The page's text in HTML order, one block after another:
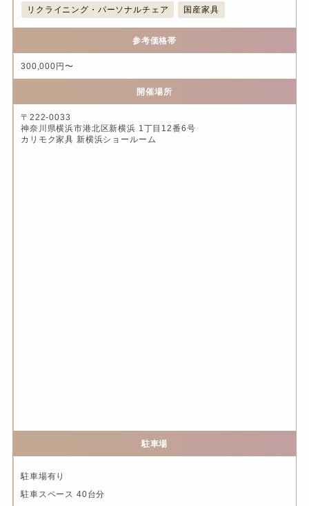
リクライニング・パーソナルチェア 国産家具
参考価格帯
300,000円〜
開催場所
〒222-0033
神奈川県横浜市港北区新横浜 1丁目12番6号
カリモク家具 新横浜ショールーム
駐車場
駐車場有り
駐車スペース 40台分